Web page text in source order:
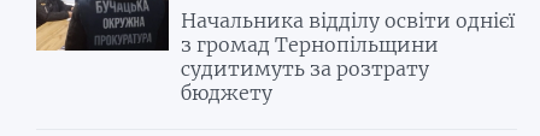
Начальника відділу освіти однієї
з громад Тернопільщини
судитимуть за розтрату
бюджету